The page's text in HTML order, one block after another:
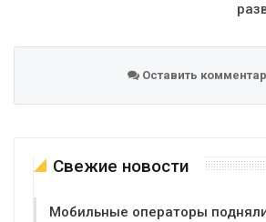
Оставить
Свежие новости
Мобильные операторы